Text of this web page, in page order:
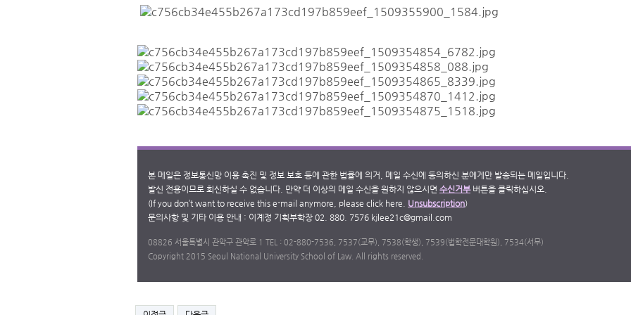
본 메일은 정보통신망 이용 촉진 및 정보 보호 등에 관한 법률에 의거, 메일 수신에 동의하신 분에게만 발송되는 메일입니다.
발신 전용이므로 회신하실 수 없습니다. 만약 더 이상의 메일 수신을 원하지 않으시면 수신거부버튼을 클릭하십시오.
(If you don’t want to receive this e-mail anymore, please click here. Unsubscription)
문의사항 및 기타 이용 안내 : 이계정 기획부학장 02. 880. 7576 kjlee21c@gmail.com
​08826 서울특별시 관악구 관악로 1 TEL : 02-880-7536, 7537(교무), 7538(학생), 7539(법학전문대학원), 7534(서무)
Copyright 2015 Seoul National University School of Law. All rights reserved.